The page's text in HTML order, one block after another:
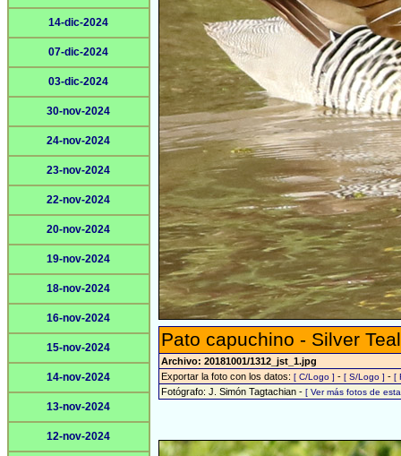
14-dic-2024
07-dic-2024
03-dic-2024
30-nov-2024
24-nov-2024
23-nov-2024
22-nov-2024
20-nov-2024
19-nov-2024
18-nov-2024
16-nov-2024
15-nov-2024
14-nov-2024
13-nov-2024
12-nov-2024
Pato capuchino - Silver
Archivo: 20181001/1312_jst_1.jpg
Exportar la foto con los datos: [ C/Logo ] - [ S/Logo ] - [
Fotógrafo: J. Simón Tagtachian - [ Ver más fotos de